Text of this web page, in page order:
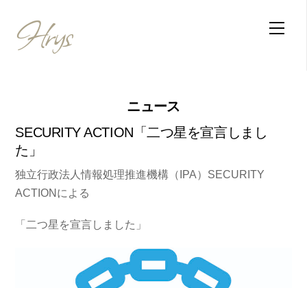
contentHrys
ニュース
SECURITY ACTION「二つ星を宣言しまし
た」
独立行政法人情報処理推進機構（IPA）SECURITY
ACTIONによる
「二つ星を宣言しました」